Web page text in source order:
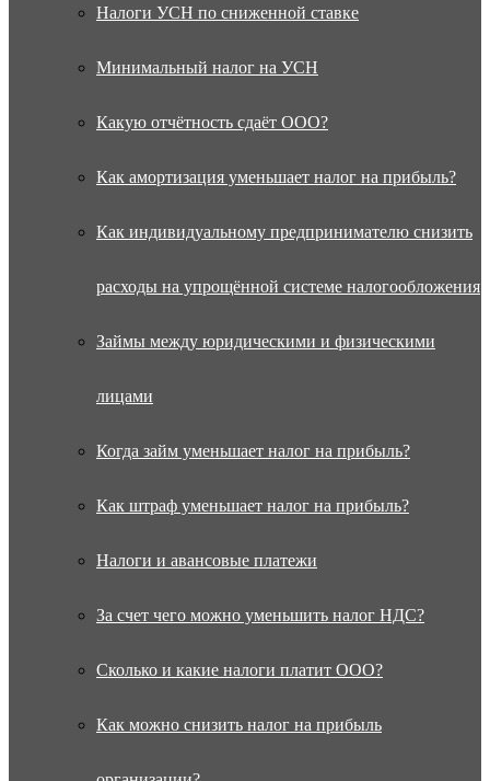
Налоги УСН по сниженной ставке
Минимальный налог на УСН
Какую отчётность сдаёт ООО?
Как амортизация уменьшает налог на прибыль?
Как индивидуальному предпринимателю снизить
расходы на упрощённой системе налогообложения
Займы между юридическими и физическими
лицами
Когда займ уменьшает налог на прибыль?
Как штраф уменьшает налог на прибыль?
Налоги и авансовые платежи
За счет чего можно уменьшить налог НДС?
Сколько и какие налоги платит ООО?
Как можно снизить налог на прибыль